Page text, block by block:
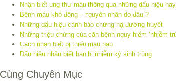
Nhận biết ung thư máu thông qua những dấu hiệu
Bệnh máu khó đông – nguyên nhân do đâu ?
Những dấu hiệu cảnh báo chứng hạ đường huyết
Những triệu chứng của căn bệnh nguy hiểm ‘nhiễm
Cách nhận biết bị thiếu máu não
Dấu hiệu nhận biết bạn bị nhiễm ký sinh trùng
Cùng Chuyên Mục